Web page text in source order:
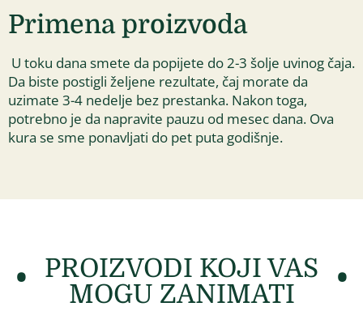
Primena proizvoda
U toku dana smete da popijete do 2-3 šolje uvinog čaja.
Da biste postigli željene rezultate, čaj morate da
uzimate 3-4 nedelje bez prestanka. Nakon toga,
potrebno je da napravite pauzu od mesec dana. Ova
kura se sme ponavljati do pet puta godišnje.
PROIZVODI KOJI VAS
MOGU ZANIMATI